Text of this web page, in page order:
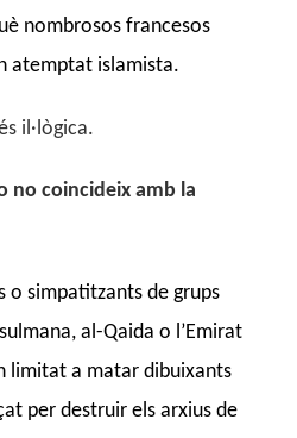
nombrosos francesos
atemptat islamista.
il·lògica.
no coincideix amb la
o simpatitzants de grups
al-Qaida o l’Emirat
limitat a matar dibuixants
per destruir els arxius de